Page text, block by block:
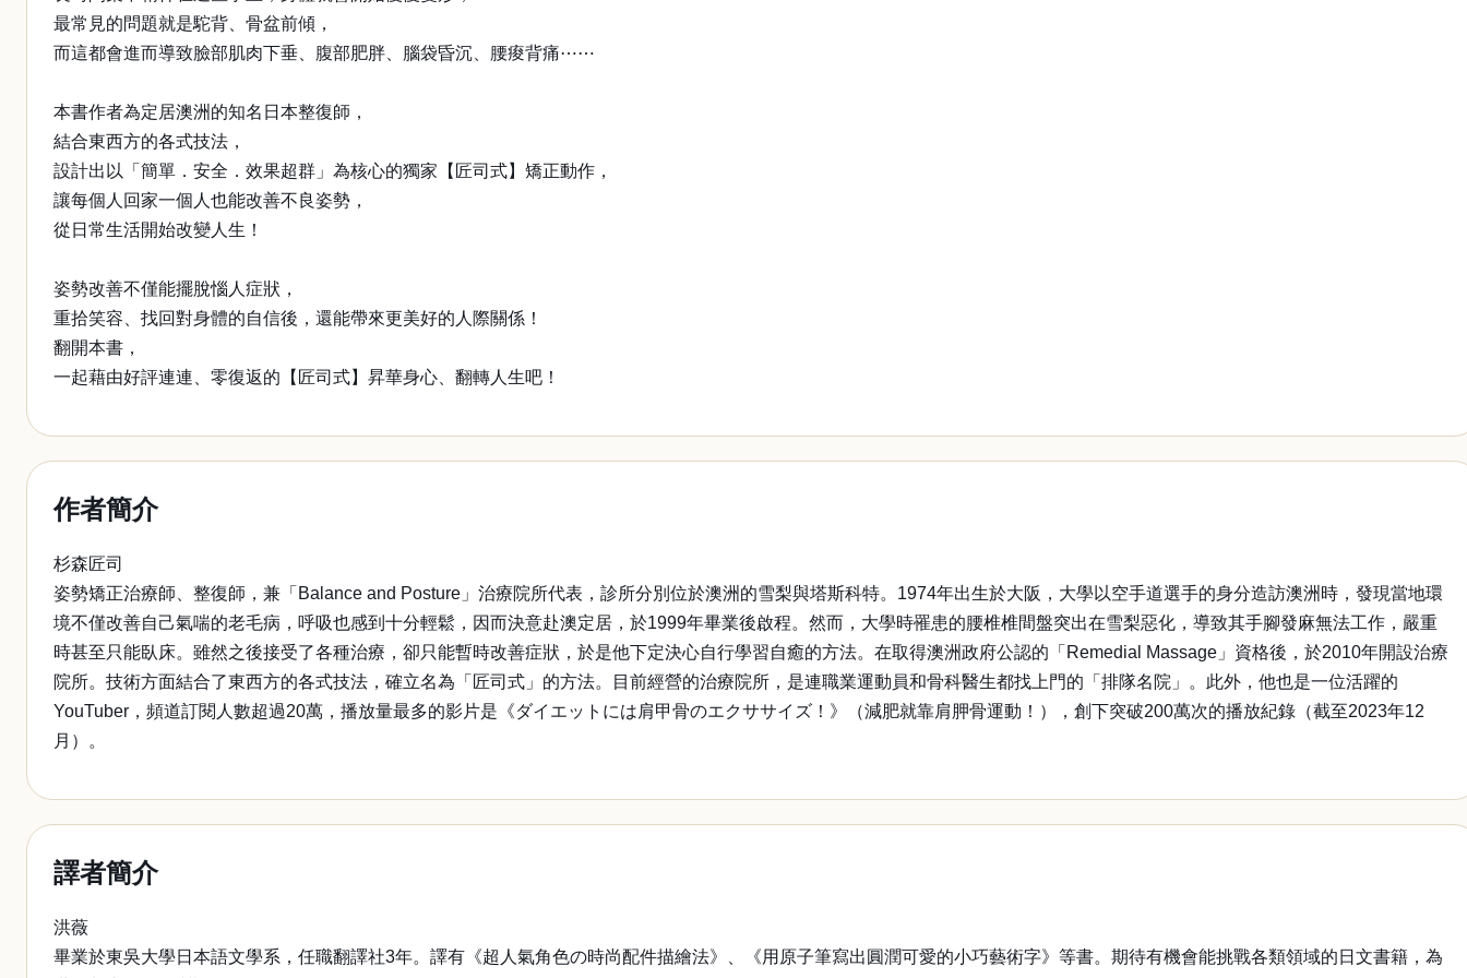
最常見的問題就是駝背、骨盆前傾，
而這都會進而導致臉部肌肉下垂、腹部肥胖、腦袋昏沉、腰痠背痛⋯⋯
本書作者為定居澳洲的知名日本整復師，
結合東西方的各式技法，
設計出以「簡單．安全．效果超群」為核心的獨家【匠司式】矯正動作，
讓每個人回家一個人也能改善不良姿勢，
從日常生活開始改變人生！
姿勢改善不僅能擺脫惱人症狀，
重拾笑容、找回對身體的自信後，還能帶來更美好的人際關係！
翻開本書，
一起藉由好評連連、零復返的【匠司式】昇華身心、翻轉人生吧！
作者簡介
杉森匠司
姿勢矯正治療師、整復師，兼「Balance and Posture」治療院所代表，診所分別位於澳洲的雪梨與塔斯科特。1974年出生於大阪，大學以空手道選手的身分造訪澳洲時，發現當地環
境不僅改善自己氣喘的老毛病，呼吸也感到十分輕鬆，因而決意赴澳定居，於1999年畢業後啟程。然而，大學時罹患的腰椎椎間盤突出在雪梨惡化，導致其手腳發麻無法工作，嚴重
時甚至只能臥床。雖然之後接受了各種治療，卻只能暫時改善症狀，於是他下定決心自行學習自癒的方法。在取得澳洲政府公認的「Remedial Massage」資格後，於2010年開設治療
院所。技術方面結合了東西方的各式技法，確立名為「匠司式」的方法。目前經營的治療院所，是連職業運動員和骨科醫生都找上門的「排隊名院」。此外，他也是一位活躍的
YouTuber，頻道訂閱人數超過20萬，播放量最多的影片是《ダイエットには肩甲骨のエクササイズ！》（減肥就靠肩胛骨運動！），創下突破200萬次的播放紀錄（截至2023年12
月）。
譯者簡介
洪薇
畢業於東吳大學日本語文學系，任職翻譯社3年。譯有《超人氣角色の時尚配件描繪法》、《用原子筆寫出圓潤可愛的小巧藝術字》等書。期待有機會能挑戰各類領域的日文書籍，為